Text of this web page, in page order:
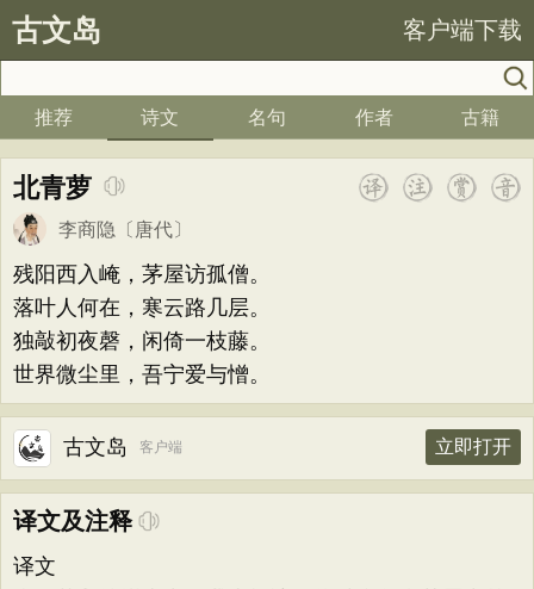
古文岛 客户端下载
推荐 诗文 名句 作者 古籍
北青萝
李商隐 〔唐代〕
残阳西入崦，茅屋访孤僧。
落叶人何在，寒云路几层。
独敲初夜磬，闲倚一枝藤。
世界微尘里，吾宁爱与憎。
古文岛 客户端 立即打开
译文及注释
译文